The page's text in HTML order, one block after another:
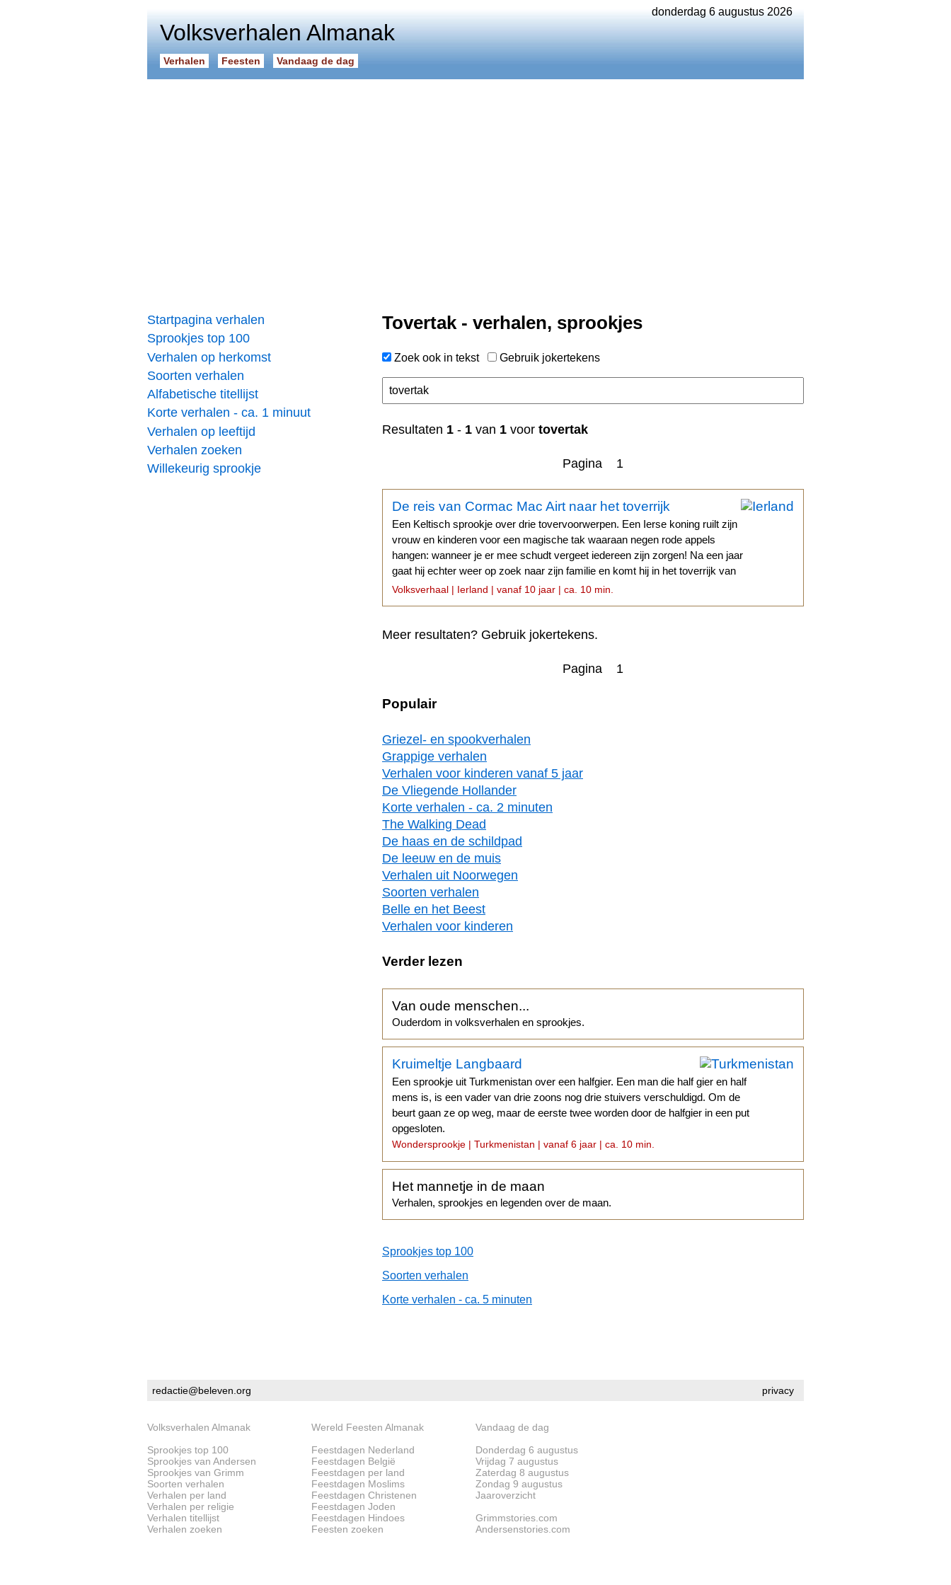
donderdag 6 augustus 2026
Volksverhalen Almanak
Verhalen Feesten Vandaag de dag
Startpagina verhalen
Sprookjes top 100
Verhalen op herkomst
Soorten verhalen
Alfabetische titellijst
Korte verhalen - ca. 1 minuut
Verhalen op leeftijd
Verhalen zoeken
Willekeurig sprookje
Tovertak - verhalen, sprookjes
Zoek ook in tekst Gebruik jokertekens
Resultaten 1 - 1 van 1 voor tovertak
Pagina 1
De reis van Cormac Mac Airt naar het toverrijk
Een Keltisch sprookje over drie tovervoorwerpen. Een Ierse koning ruilt zijn
vrouw en kinderen voor een magische tak waaraan negen rode appels
hangen: wanneer je er mee schudt vergeet iedereen zijn zorgen! Na een jaar
gaat hij echter weer op zoek naar zijn familie en komt hij in het toverrijk van
Manannán. Cormac...
Volksverhaal | Ierland | vanaf 10 jaar | ca. 10 min.
Meer resultaten? Gebruik jokertekens.
Pagina 1
Populair
Griezel- en spookverhalen
Grappige verhalen
Verhalen voor kinderen vanaf 5 jaar
De Vliegende Hollander
Korte verhalen - ca. 2 minuten
The Walking Dead
De haas en de schildpad
De leeuw en de muis
Verhalen uit Noorwegen
Soorten verhalen
Belle en het Beest
Verhalen voor kinderen
Verder lezen
Van oude menschen...
Ouderdom in volksverhalen en sprookjes.
Kruimeltje Langbaard
Een sprookje uit Turkmenistan over een halfgier. Een man die half gier en half
mens is, is een vader van drie zoons nog drie stuivers verschuldigd. Om de
beurt gaan ze op weg, maar de eerste twee worden door de halfgier in een put
opgesloten.
Wondersprookje | Turkmenistan | vanaf 6 jaar | ca. 10 min.
Het mannetje in de maan
Verhalen, sprookjes en legenden over de maan.
Sprookjes top 100
Soorten verhalen
Korte verhalen - ca. 5 minuten
privacy
redactie@beleven.org
Volksverhalen Almanak
Sprookjes top 100
Sprookjes van Andersen
Sprookjes van Grimm
Soorten verhalen
Verhalen per land
Verhalen per religie
Verhalen titellijst
Verhalen zoeken
Wereld Feesten Almanak
Feestdagen Nederland
Feestdagen België
Feestdagen per land
Feestdagen Moslims
Feestdagen Christenen
Feestdagen Joden
Feestdagen Hindoes
Feesten zoeken
Vandaag de dag
Donderdag 6 augustus
Vrijdag 7 augustus
Zaterdag 8 augustus
Zondag 9 augustus
Jaaroverzicht
Grimmstories.com
Andersenstories.com